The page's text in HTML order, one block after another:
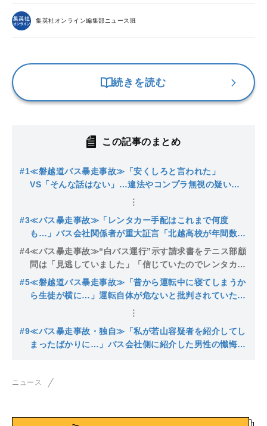
集英社オンライン編集部ニュース班
続きを読む
この記事のまとめ
#1≪磐越道バス暴走事故≫「安くしろと言われた」
VS「そんな話はない」…違法やコンプラ無視の疑いが
続々発覚したバス会社と高校の呆れた会見「悲惨な事
#3≪バス暴走事故≫「レンタカー手配はこれまで何度
も…」バス会社関係者が重大証言「北越高校が年間数百
万円使ってくれるから協力してきた」運転手紹介は以前
は“禁止”か
#4≪バス暴走事故≫“白バス運行”示す請求書をテニス部顧
問は「見逃していました」「信じていたのでレンタカー
とは思わなかった」会見で露呈した杜撰すぎる管理体制
と食い違う主張
#5≪磐越道バス暴走事故≫「昔から運転中に寝てしまうか
ら生徒が横に…」運転自体が危ないと批判されていた若
山容疑者…事故直後は救助活動もせず「ボーっとした状
#9≪バス暴走事故・独自≫「私が若山容疑者を紹介してし
まったばかりに…」バス会社側に紹介した男性の懺悔…
ニュース